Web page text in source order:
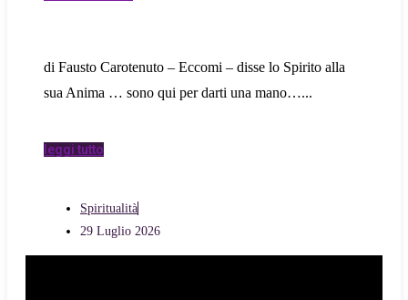
di Fausto Carotenuto – Eccomi – disse lo Spirito alla
sua Anima … sono qui per darti una mano…
leggi tutto
Spiritualità
29 Luglio 2026